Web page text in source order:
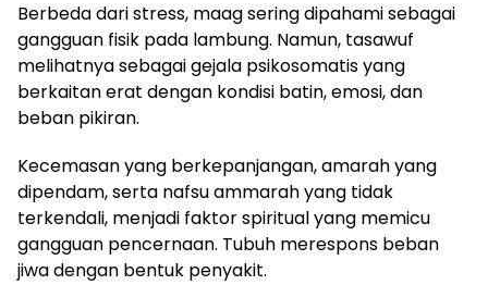
Berbeda dari stress, maag sering dipahami sebagai
gangguan fisik pada lambung. Namun, tasawuf
melihatnya sebagai gejala psikosomatis yang
berkaitan erat dengan kondisi batin, emosi, dan
beban pikiran.
Kecemasan yang berkepanjangan, amarah yang
dipendam, serta nafsu ammarah yang tidak
terkendali, menjadi faktor spiritual yang memicu
gangguan pencernaan. Tubuh merespons beban
jiwa dengan bentuk penyakit.